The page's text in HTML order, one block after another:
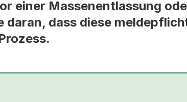
einer Massenentlassung
daran, dass diese